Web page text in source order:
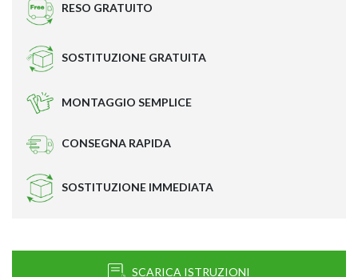
RESO GRATUITO
SOSTITUZIONE GRATUITA
MONTAGGIO SEMPLICE
CONSEGNA RAPIDA
SOSTITUZIONE IMMEDIATA
SCARICA ISTRUZIONI